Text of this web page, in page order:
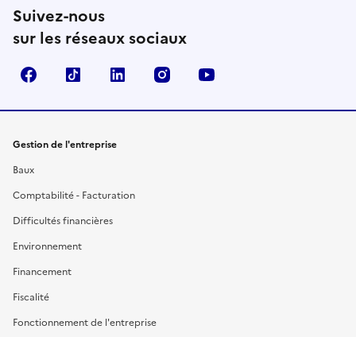
Suivez-nous
sur les réseaux sociaux
FacebookTikTok Linkedin Instagram
Gestion de l'entreprise
Baux
Comptabilité - Facturation
Difficultés financières
Environnement
Financement
Fiscalité
Fonctionnement de l'entreprise